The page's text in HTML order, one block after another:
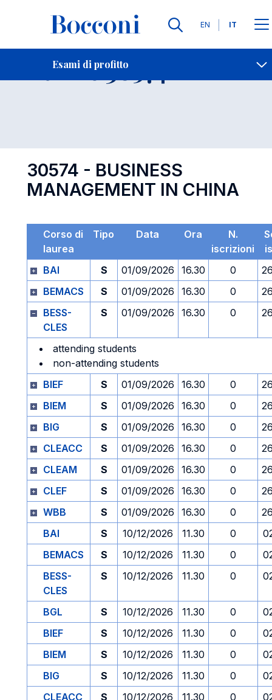
Lingue
EN IT
Esami di profitto
Contatti
Esame 30574 Open
30574 - BUSINESS
MANAGEMENT IN CHINA
Corso di
laurea
Tipo Data Ora
N.
iscrizioni
BAI
S 01/09/2026 16.30 0
BEMACS
S 01/09/2026 16.30 0
BESS-
CLES
S 01/09/2026 16.30 0
attending students
non-attending students
BIEF
S 01/09/2026 16.30 0
BIEM
S 01/09/2026 16.30 0
BIG
S 01/09/2026 16.30 0
CLEACC
S 01/09/2026 16.30 0
CLEAM
S 01/09/2026 16.30 0
CLEF
S 01/09/2026 16.30 0
WBB
S 01/09/2026 16.30 0
BAI
S 10/12/2026 11.30 0
BEMACS
S 10/12/2026 11.30 0
BESS-
CLES
S 10/12/2026 11.30 0
BGL S 10/12/2026 11.30 0
BIEF
S 10/12/2026 11.30 0
BIEM
S 10/12/2026 11.30 0
BIG
S 10/12/2026 11.30 0
CLEACC
S 10/12/2026 11.30 0